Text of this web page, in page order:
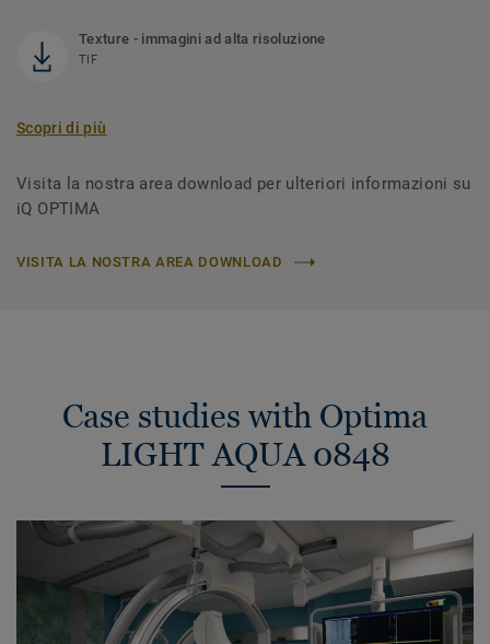
Texture - immagini ad alta risoluzione
TIF
Scopri di più
Visita la nostra area download per ulteriori informazioni su
iQ OPTIMA
VISITA LA NOSTRA AREA DOWNLOAD
Case studies with Optima
LIGHT AQUA 0848